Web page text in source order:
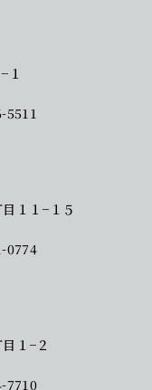
１
5511
１１−１５
0774
１−２
7710